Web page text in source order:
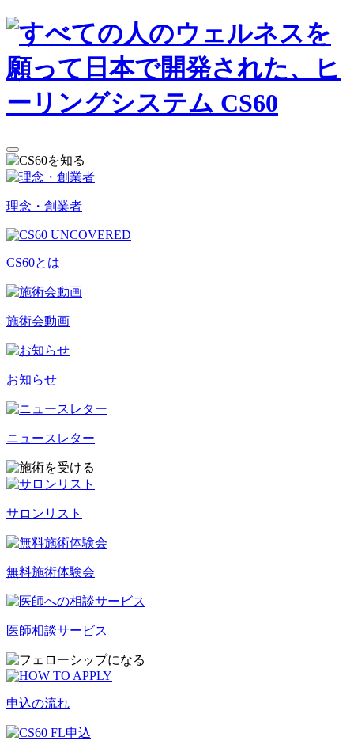
理念・創業者
CS60とは
施術会動画
お知らせ
ニュースレター
サロンリスト
無料施術体験会
医師相談サービス
申込の流れ